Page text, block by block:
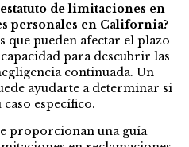
de limitaciones en
personales en California?
que pueden afectar el plazo
para descubrir las
continuada. Un
ayudarte a determinar si
específico.
proporcionan una guía